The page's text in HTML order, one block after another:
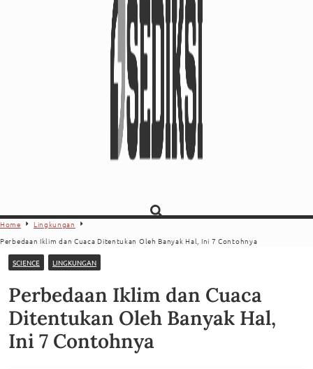
Home
Lingkungan
Perbedaan Iklim dan Cuaca Ditentukan Oleh Banyak Hal, Ini 7 Contohnya
SCIENCE LINGKUNGAN
Perbedaan Iklim dan Cuaca
Ditentukan Oleh Banyak Hal,
Ini 7 Contohnya